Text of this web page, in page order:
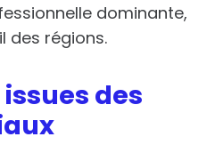
dominante,
des régions.
des